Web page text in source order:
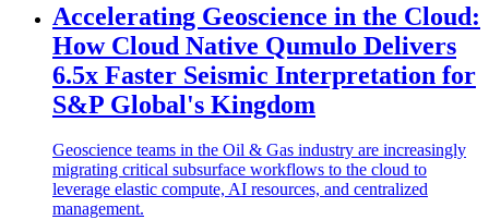
Accelerating Geoscience in the Cloud:
How Cloud Native Qumulo Delivers
6.5x Faster Seismic Interpretation for
S&P Global's Kingdom
Geoscience teams in the Oil & Gas industry are increasingly
migrating critical subsurface workflows to the cloud to
leverage elastic compute, AI resources, and centralized
management.